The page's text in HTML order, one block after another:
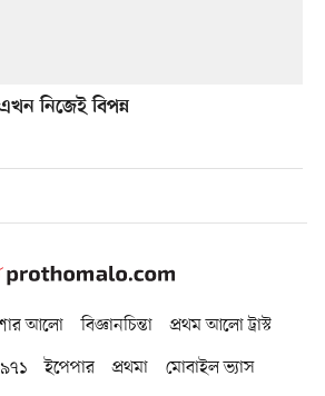
নিজেই বিপন্ন
আলো বিজ্ঞানচিন্তা
প্রথম আলো ট্রাস্ট
ইপেপার প্রথমা মোবাইল ভ্যাস